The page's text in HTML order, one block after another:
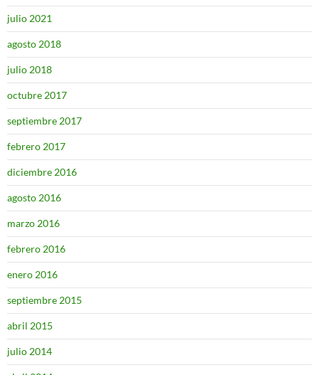
julio 2021
agosto 2018
julio 2018
octubre 2017
septiembre 2017
febrero 2017
diciembre 2016
agosto 2016
marzo 2016
febrero 2016
enero 2016
septiembre 2015
abril 2015
julio 2014